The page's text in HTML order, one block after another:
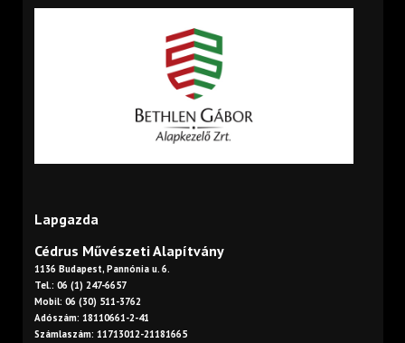
Lapgazda
Cédrus Művészeti Alapítvány
1136 Budapest, Pannónia u. 6.
Tel.: 06 (1) 247-6657
Mobil: 06 (30) 511-3762
Adószám: 18110661-2-41
Számlaszám: 11713012-21181665